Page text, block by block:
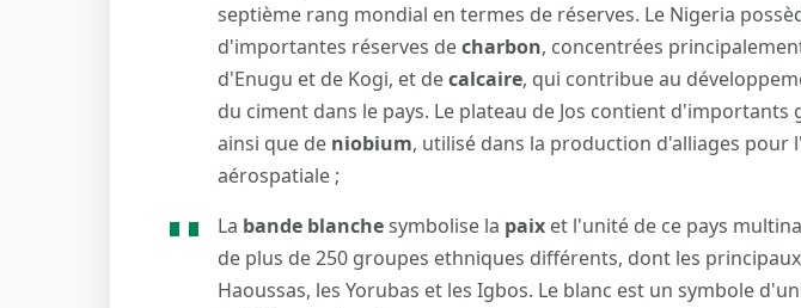
septième rang mondial en termes de réserves. Le Nigeria
d'importantes réserves decharbon, concentrées
d'Enugu et de Kogi, et decalcaire, qui contribue au
du ciment dans le pays. Le plateau de Jos contient d'importants
ainsi que de niobium, utilisé dans la production d'alliages pour
aérospatiale ;
La bande blanchesymbolise la paix et l'unité de ce pays
de plus de 250 groupes ethniques différents, dont les
Haoussas, les Yorubas et les Igbos. Le blanc est un symbole